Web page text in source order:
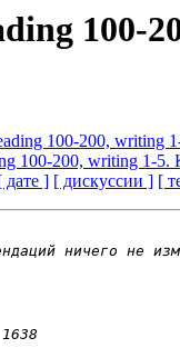
100-
100-200, writing
100-200, writing 1-5.
дате ] [ дискуссии ] [